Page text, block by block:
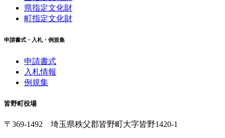
県指定文化財
町指定文化財
申請書式・入札・例規集
申請書式
入札情報
例規集
皆野町役場
〒369-1492 埼玉県秩父郡皆野町 大字皆野1420-1